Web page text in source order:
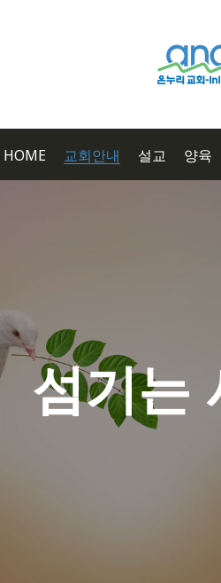
HOME 교회안내 설교 양육
섬기는